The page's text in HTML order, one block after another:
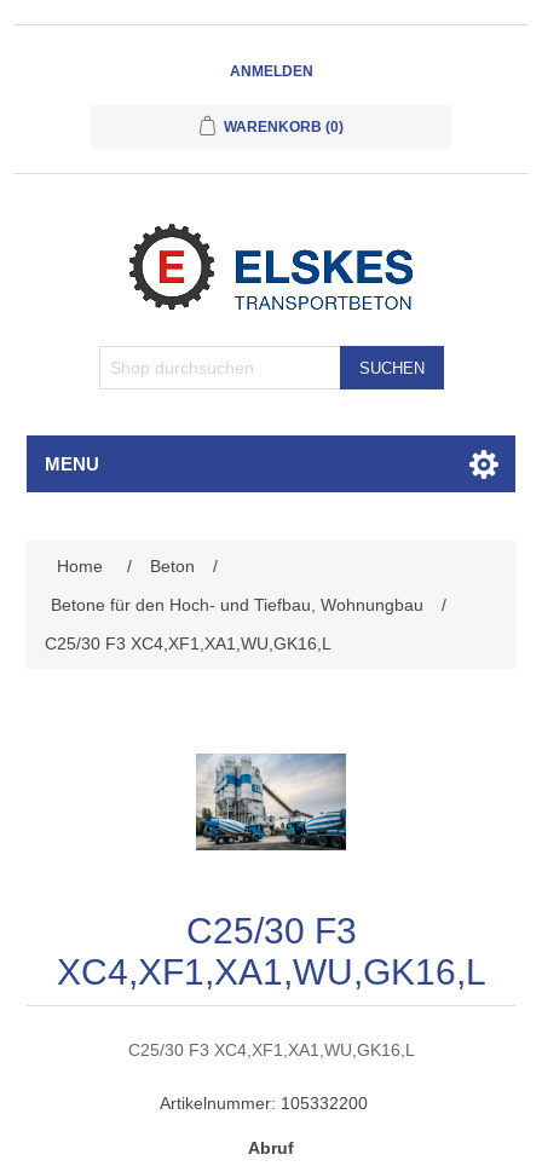
ANMELDEN
WARENKORB (0)
SUCHEN
MENU
Home / Beton
/
Betone für den Hoch- und Tiefbau, Wohnungbau
/
C25/30 F3 XC4,XF1,XA1,WU,GK16,L
C25/30 F3
XC4,XF1,XA1,WU,GK16,L
C25/30 F3 XC4,XF1,XA1,WU,GK16,L
Artikelnummer: 105332200
Abruf